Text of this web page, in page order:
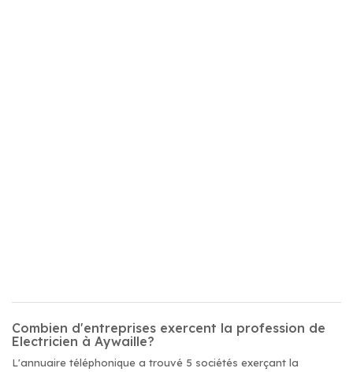
Combien d'entreprises exercent la profession de
Electricien à Aywaille?
L'annuaire téléphonique a trouvé 5 sociétés exerçant la